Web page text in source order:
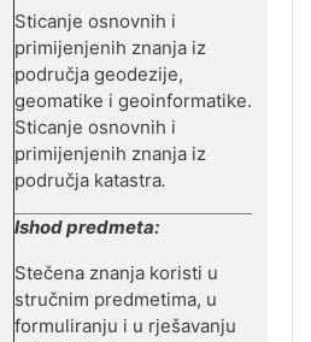
Sticanje osnovnih i
primijenjenih znanja iz
područja geodezije,
geomatike i geoinformatike.
Sticanje osnovnih i
primijenjenih znanja iz
područja katastra.
Ishod predmeta:
Stečena znanja koristi u
stručnim predmetima, u
formuliranju i u rješavanju